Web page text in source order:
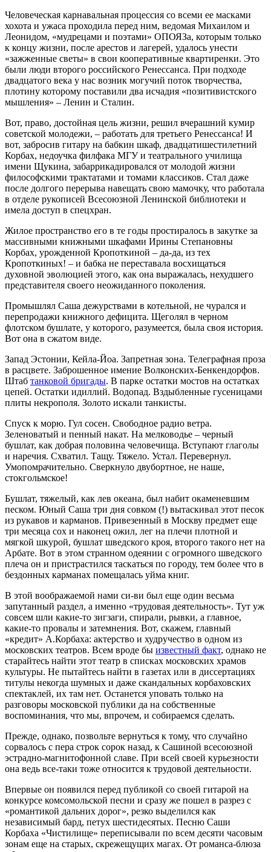
Человеческая карнавальная процессия со всеми ее масками
хохота и ужаса проходила перед ним, ведомая Михаилом и
Леонидом, «мудрецами и поэтами» ОПОЯЗа, которым только
к концу жизни, после арестов и лагерей, удалось унести
«зажженные светы» в свои кооперативные квартиренки. Это
были люди второго российского Ренессанса. При подходе
двадцатого века у нас возник могучий поток творчества,
плотину которому поставили два исчадия «позитивистского
мышления» – Ленин и Сталин.
Вот, право, достойная цель жизни, решил вчерашний кумир
советской молодежи, – работать для третьего Ренессанса! И
вот, забросив гитару на бабкин шкаф, двадцатишестилетний
Корбах, недоучка филфака МГУ и театрального училища
имени Щукина, забаррикадировался от молодой жизни
философскими трактатами и томами классиков. Стал даже
после долгого перерыва навещать свою мамочку, что работала
в отделе рукописей Всесоюзной Ленинской библиотеки и
имела доступ в спецхран.
Жилое пространство его в те годы простиралось в закутке за
массивными книжными шкафами Ирины Степановны
Корбах, урожденной Кропоткиной – да-да, из тех
Кропоткиных! – и бабка не переставала восхищаться
духовной эволюцией этого, как она выражалась, нехудшего
представителя своего неожиданного поколения.
Промышлял Саша дежурствами в котельной, не чурался и
перепродажи книжного дефицита. Щеголял в черном
флотском бушлате, у которого, разумеется, была своя история.
Вот она в сжатом виде.
Запад Эстонии, Кейла-Йоа. Запретная зона. Телеграфная проза
в расцвете. Заброшенное имение Волконских-Бенкендорфов.
Штаб танковой бригады. В парке остатки мостов на остатках
цепей. Остатки идиллий. Водопад. Вздыбленные гусеницами
плиты некрополя. Золото искали танкисты.
Спуск к морю. Гул сосен. Свободное радио ветра.
Зеленоватый и пенный накат. На мелководье – черный
бушлат, как добрая половина человечища. Вступают глаголы
и наречия. Схватил. Тащу. Тяжело. Устал. Перевернул.
Умопомрачительно. Сверкнуло двубортное, не наше,
стокгольмское!
Бушлат, тяжелый, как лев океана, был набит окаменевшим
песком. Юный Саша три дня совком (!) вытаскивал этот песок
из рукавов и карманов. Привезенный в Москву предмет еще
три месяца сох и наконец ожил, лег на плечи плотной и
мягкой шкурой, бушлат шведского кроя, второго такого нет на
Арбате. Вот в этом странном одеянии с огромного шведского
плеча он и пристрастился таскаться по городу, тем более что в
бездонных карманах помещалась уйма книг.
В этой воображаемой нами си-ви был еще один весьма
запутанный раздел, а именно «трудовая деятельность». Тут уж
совсем шли какие-то зигзаги, спирали, рывки, а главное,
какие-то провалы и затемнения. Вот, скажем, главный
«кредит» А.Корбаха: актерство и худручество в одном из
московских театров. Всем вроде бы известный факт, однако не
старайтесь найти этот театр в списках московских храмов
культуры. Не пытайтесь найти в газетах или в диссертациях
титулы некогда шумных и даже скандальных корбаховских
спектаклей, их там нет. Останется уповать только на
разговоры московской публики да на собственные
воспоминания, что мы, впрочем, и собираемся сделать.
Прежде, однако, позвольте вернуться к тому, что случайно
сорвалось с пера строк сорок назад, к Сашиной всесоюзной
эстрадно-магнитофонной славе. При всей своей курьезности
она ведь все-таки тоже относится к трудовой деятельности.
Впервые он появился перед публикой со своей гитарой на
конкурсе комсомольской песни и сразу же пошел в разрез с
«романтикой дальних дорог», резко выделился как
независимый бард, петух шестидесятых. Песню Саши
Корбаха «Чистилище» переписывали по всем десяти часовым
зонам еще на старых, скрежещущих магах. От романса-блюза